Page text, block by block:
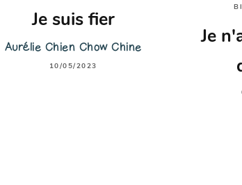
Je suis fier
Aurélie Chien Chow Chine
10/05/2023
Je